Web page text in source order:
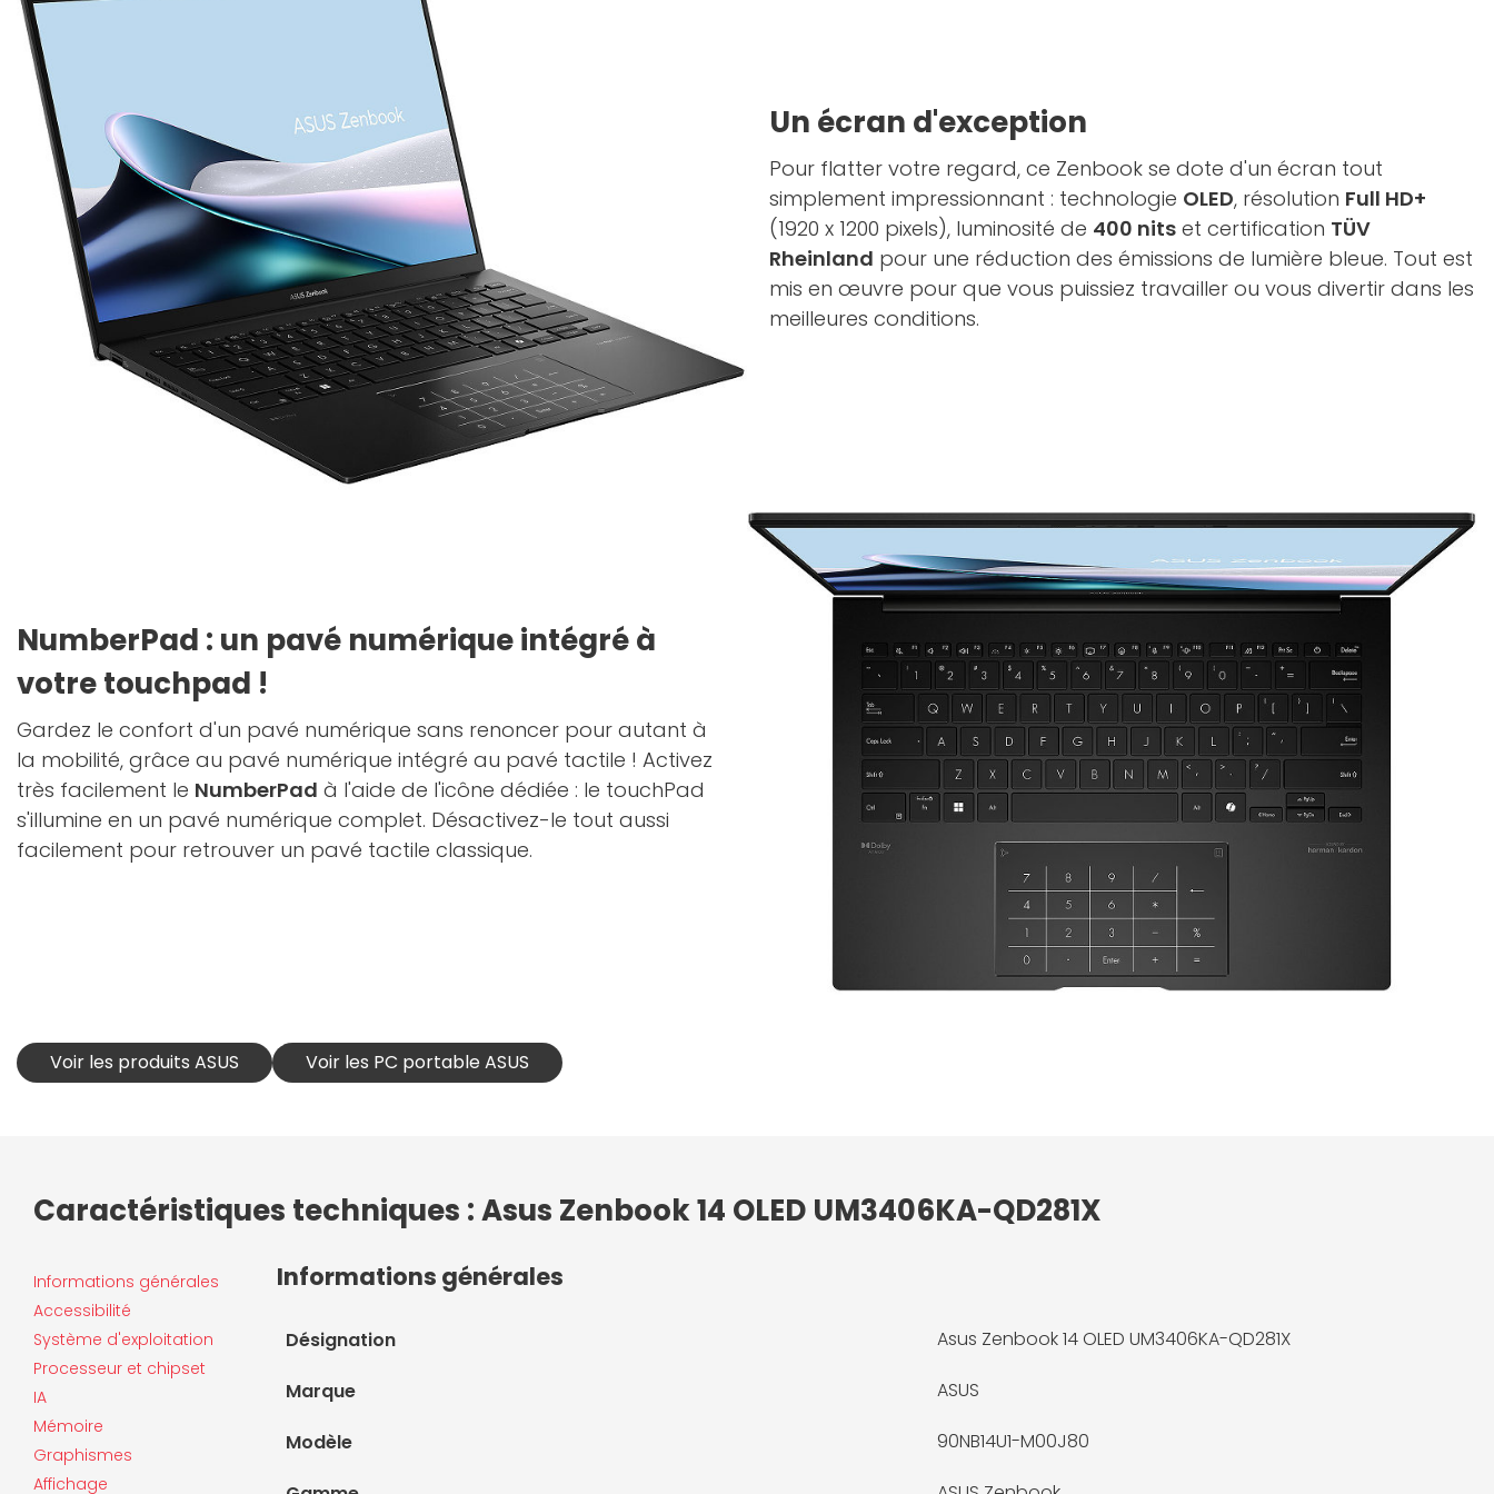
Un écran d'exception
Pour flatter votre regard, ce Zenbook se dote d'un écran tout
simplement impressionnant : technologie OLED, résolution Full HD+
(1920 x 1200 pixels), luminosité de 400 nits et certification TÜV
Rheinland pour une réduction des émissions de lumière bleue. Tout est
mis en œuvre pour que vous puissiez travailler ou vous divertir dans les
meilleures conditions.
NumberPad : un pavé numérique intégré à
votre touchpad !
Gardez le confort d'un pavé numérique sans renoncer pour autant à
la mobilité, grâce au pavé numérique intégré au pavé tactile ! Activez
très facilement le NumberPad à l'aide de l'icône dédiée : le touchPad
s'illumine en un pavé numérique complet. Désactivez-le tout aussi
facilement pour retrouver un pavé tactile classique.
Voir les produits ASUS Voir les PC portable ASUS
Caractéristiques techniques : Asus Zenbook 14 OLED UM3406KA-QD281X
Informations générales
Accessibilité
Système d'exploitation
Processeur et chipset
IA
Mémoire
Graphismes
Affichage
Informations générales
Désignation Asus Zenbook 14 OLED UM3406KA-QD281X
Marque ASUS
Modèle 90NB14U1-M00J80